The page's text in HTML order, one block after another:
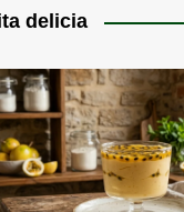
delicia